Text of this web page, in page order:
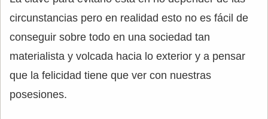
circunstancias pero en realidad esto no es fácil de
conseguir sobre todo en una sociedad tan
materialista y volcada hacia lo exterior y a pensar
que la felicidad tiene que ver con nuestras
posesiones.